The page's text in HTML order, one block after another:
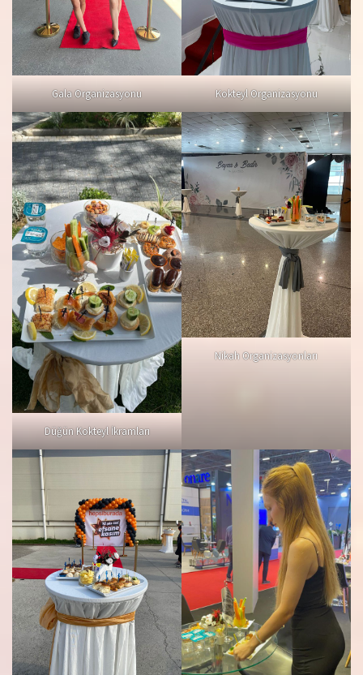
Gala Organizasyonu Kokteyl Organizasyonu
Düğün Kokteyl İkramları
Nikah Organizasyonları